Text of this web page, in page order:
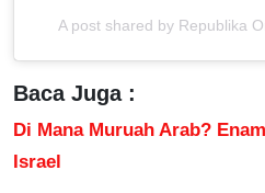
A post shared by Republika
Baca Juga :
Di Mana Muruah Arab?
Israel